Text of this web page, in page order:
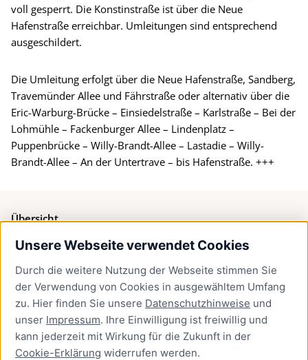
Unsere Webseite verwendet Cookies
Durch die weitere Nutzung der Webseite stimmen Sie
der Verwendung von Cookies in ausgewähltem Umfang
zu. Hier finden Sie unsere Datenschutzhinweise und
unser Impressum. Ihre Einwilligung ist freiwillig und
kann jederzeit mit Wirkung für die Zukunft in der
Cookie-Erklärung widerrufen werden.
voll gesperrt. Die Konstinstraße ist über die Neue
Hafenstraße erreichbar. Umleitungen sind entsprechend
ausgeschildert.
Die Umleitung erfolgt über die Neue Hafenstraße, Sandberg,
Travemünder Allee und Fährstraße oder alternativ über die
Eric-Warburg-Brücke – Einsiedelstraße – Karlstraße – Bei der
Lohmühle – Fackenburger Allee – Lindenplatz –
Puppenbrücke – Willy-Brandt-Allee – Lastadie – Willy-
Brandt-Allee – An der Untertrave – bis Hafenstraße. +++
Übersicht
Bürgerservice
Presse
Newsletter Lübeck:kompakt
Kontakt
Kontakt